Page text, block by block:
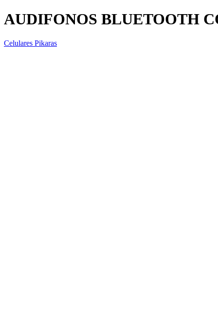
AUDIFONOS BLUETOOTH
Celulares Pikaras